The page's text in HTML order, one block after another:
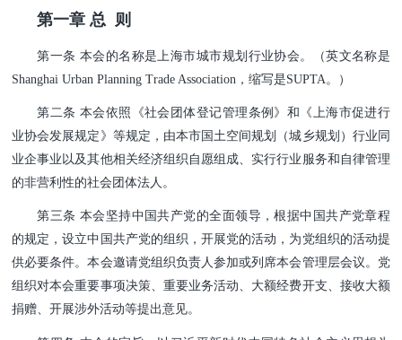
第一章 总 则
第一条 本会的名称是上海市城市规划行业协会。（英文名称是
Shanghai Urban Planning Trade Association，缩写是SUPTA。）
第二条 本会依照《社会团体登记管理条例》和《上海市促进行
业协会发展规定》等规定，由本市国土空间规划（城乡规划）行业同
业企事业以及其他相关经济组织自愿组成、实行行业服务和自律管理
的非营利性的社会团体法人。
第三条 本会坚持中国共产党的全面领导，根据中国共产党章程
的规定，设立中国共产党的组织，开展党的活动，为党组织的活动提
供必要条件。本会邀请党组织负责人参加或列席本会管理层会议。党
组织对本会重要事项决策、重要业务活动、 大额经费开支、接收大额
捐赠、开展涉外活动等提出意见。